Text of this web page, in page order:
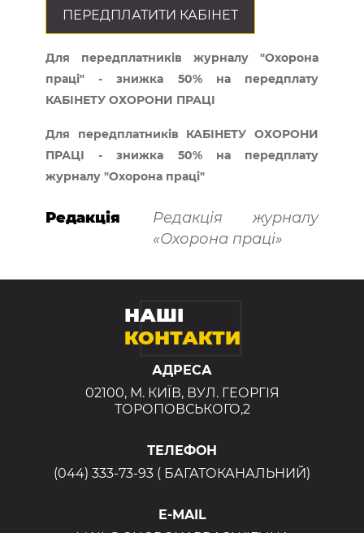
ПЕРЕДПЛАТИТИ КАБІНЕТ
Для передплатників журналу "Охорона
праці" - знижка 50% на передплату
КАБІНЕТУ ОХОРОНИ ПРАЦІ
Для передплатників КАБІНЕТУ ОХОРОНИ
ПРАЦІ - знижка 50% на передплату
журналу "Охорона праці"
Редакція
Редакція журналу
«Охорона праці»
НАШІ
КОНТАКТИ
АДРЕСА
02100, М. КИЇВ, ВУЛ. ГЕОРГІЯ
ТОРОПОВСЬКОГО,2
ТЕЛЕФОН
(044) 333-73-93 ( БАГАТОКАНАЛЬНИЙ)
E-MAIL